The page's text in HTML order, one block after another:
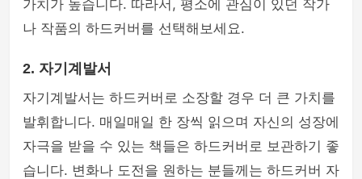
가치가 높습니다. 따라서, 평소에 관심이 있던 작가
나 작품의 하드커버를 선택해보세요.
2. 자기계발서
자기계발서는 하드커버로 소장할 경우 더 큰 가치를
발휘합니다. 매일매일 한 장씩 읽으며 자신의 성장에
자극을 받을 수 있는 책들은 하드커버로 보관하기 좋
습니다. 변화나 도전을 원하는 분들께는 하드커버 자